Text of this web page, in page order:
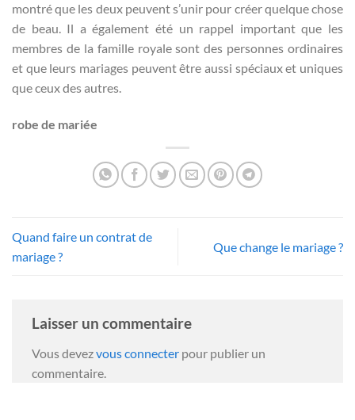
montré que les deux peuvent s’unir pour créer quelque chose
de beau. Il a également été un rappel important que les
membres de la famille royale sont des personnes ordinaires
et que leurs mariages peuvent être aussi spéciaux et uniques
que ceux des autres.
robe de mariée
Quand faire un contrat de
mariage ?
Que change le mariage ?
Laisser un commentaire
Vous devezvous connecter pour publier un
commentaire.